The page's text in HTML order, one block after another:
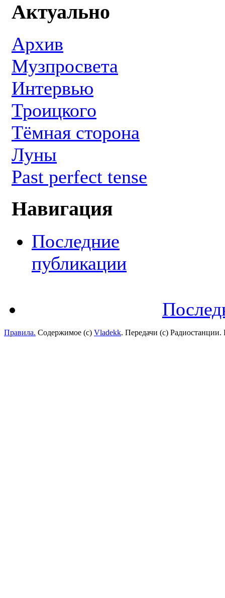
Актуально
Архив
Музпросвета
Интервью
Троицкого
Тёмная сторона
Луны
Past perfect tense
Навигация
Последние
публикации
Правила. Содержимое (с) Vladekk. Передачи (с)